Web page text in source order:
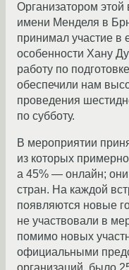
Организатором этой
имени Менделя в
принимал участие в
особенности Хану
работу по
обеспечили нам
проведения
по субботу.
В мероприятии
из которых
а 45% — онлайн;
стран. На каждой
появляются новые
не участвовали в
помимо новых
официальными